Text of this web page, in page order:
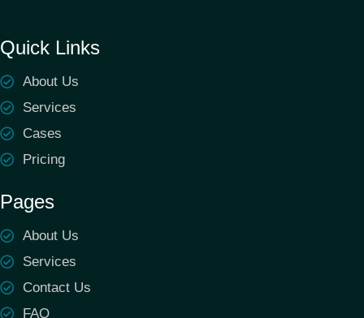
Quick Links
About Us
Services
Cases
Pricing
Pages
About Us
Services
Contact Us
FAQ